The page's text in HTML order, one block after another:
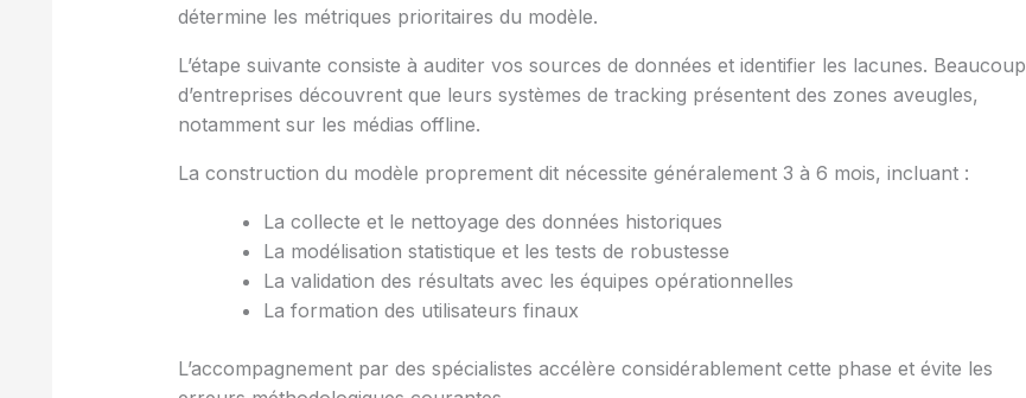
détermine les métriques prioritaires du modèle.
L’étape suivante consiste à auditer vos sources de données et identifier les lacunes. Beaucoup
d’entreprises découvrent que leurs systèmes de tracking présentent des zones aveugles,
notamment sur les médias offline.
La construction du modèle proprement dit nécessite généralement 3 à 6 mois, incluant :
La collecte et le nettoyage des données historiques
La modélisation statistique et les tests de robustesse
La validation des résultats avec les équipes opérationnelles
La formation des utilisateurs finaux
L’accompagnement par des spécialistes accélère considérablement cette phase et évite les